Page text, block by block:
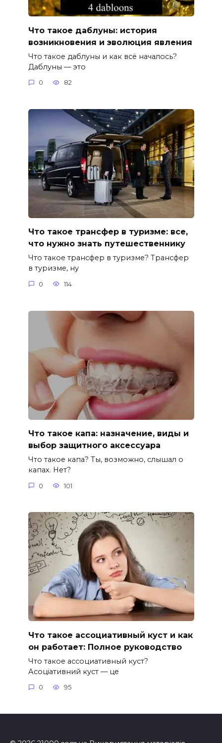
Что такое даблуны: история
возникновения и эволюция явления
Что такое даблуны и как всё началось?
Даблуны — это
0 82
Что такое трансфер в туризме: все,
что нужно знать путешественнику
Что такое трансфер в туризме? Трансфер
в туризме, ну
0 114
Что такое капа: назначение, виды и
выбор защитного аксессуара
Что такое капа? Ты, возможно, слышал о
капах. Нет?
0 101
Что такое ассоциативный куст и как
он работает: Полное руководство
Что такое ассоциативный куст?
Асоціативний куст — це
0 95